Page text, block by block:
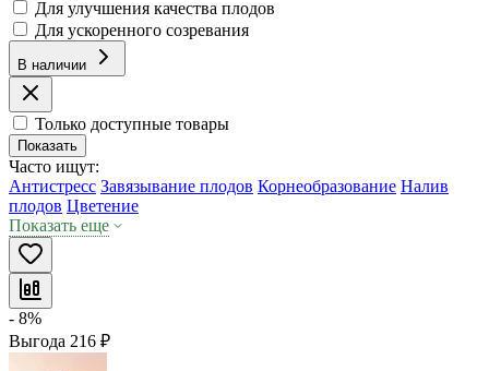
Для улучшения качества плодов
Для ускоренного созревания
В наличии
Только доступные товары
Показать
Часто ищут:
Антистресс Завязывание плодов Корнеобразование Налив
плодов Цветение
Показать еще
- 8%
Выгода 216 ₽